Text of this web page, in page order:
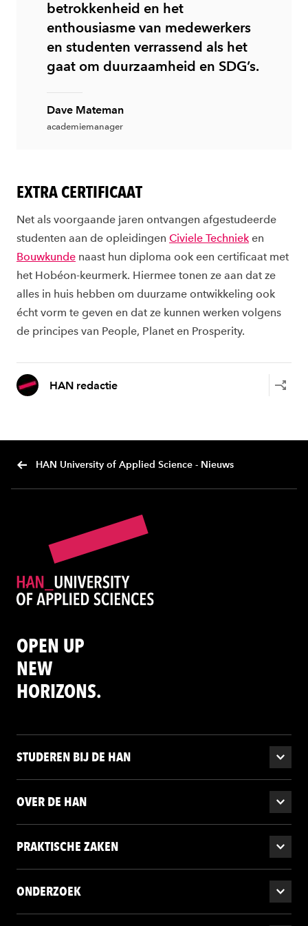
betrokkenheid en het
enthousiasme van medewerkers
en studenten verrassend als het
gaat om duurzaamheid en SDG’s.
Dave Mateman
academiemanager
EXTRA CERTIFICAAT
Net als voorgaande jaren ontvangen afgestudeerde
studenten aan de opleidingen Civiele Techniek en
Bouwkunde naast hun diploma ook een certificaat met
het Hobéon-keurmerk. Hiermee tonen ze aan dat ze
alles in huis hebben om duurzame ontwikkeling ook
écht vorm te geven en dat ze kunnen werken volgens
de principes van People, Planet en Prosperity.
HAN redactie
HAN University of Applied Science - Nieuws
OPEN UP
NEW
HORIZONS.
STUDEREN BIJ DE HAN
OVER DE HAN
PRAKTISCHE ZAKEN
ONDERZOEK